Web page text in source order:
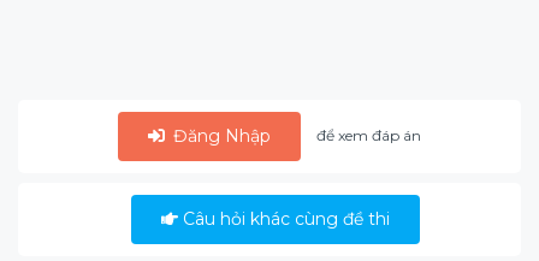
Đăng Nhập để xem đáp án
Câu hỏi khác cùng đề thi